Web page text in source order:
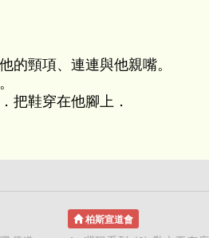
的頸項、連連與他親嘴。
把鞋穿在他腳上．
柏斯宣道會